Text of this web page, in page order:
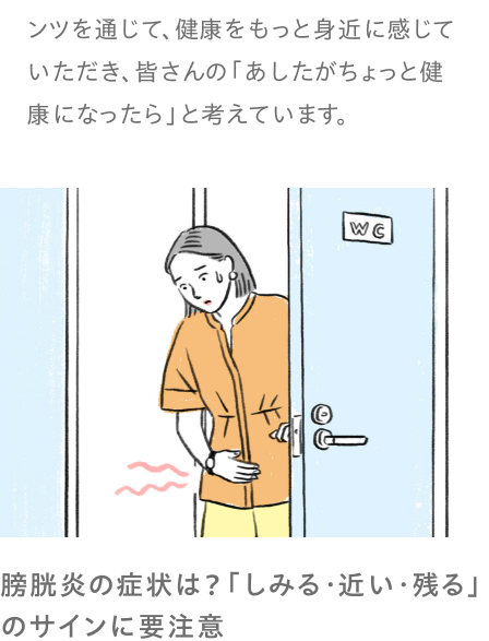
ンツを通じて、健康をもっと身近に感じて
いただき、皆さんの「あしたがちょっと健
康になったら」と考えています。
膀胱炎の症状は？「しみる・近い・残る」
のサインに要注意